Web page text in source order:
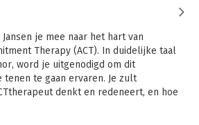
je mee naar het hart van
Therapy (ACT). In duidelijke taal
word je uitgenodigd om dit
te gaan ervaren. Je zult
denkt en redeneert, en hoe